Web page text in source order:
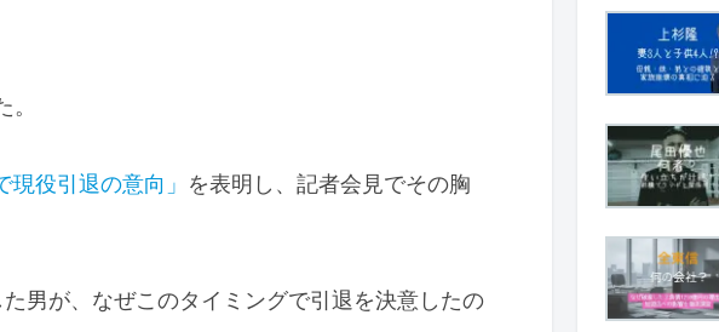
現役引退の意向」 を表明し、記者会見でその胸
た男が、なぜこのタイミングで引退を決意したの